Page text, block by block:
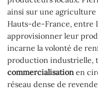
ainsi sur une agriculture
Hauts-de-France, entre
approvisionner leur
incarne la volonté de
production industrielle,
commercialisation en
réseau dense de